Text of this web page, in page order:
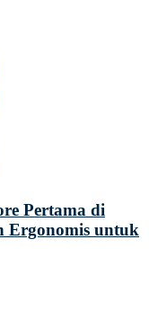
Pertama di
Ergonomis untuk